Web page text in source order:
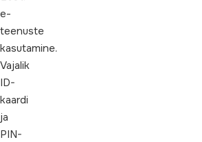
e-
teenuste
kasutamine.
Vajalik
ID-
kaardi
ja
PIN-